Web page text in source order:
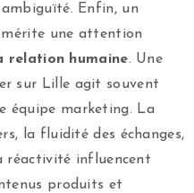
Enfin, un
mérite une attention
relation humaine. Une
sur Lille agit souvent
équipe marketing. La
la fluidité des échanges,
réactivité influencent
produits et